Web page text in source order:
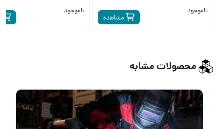
مشاهده
ناموجود ناموجود
محصولات مشابه